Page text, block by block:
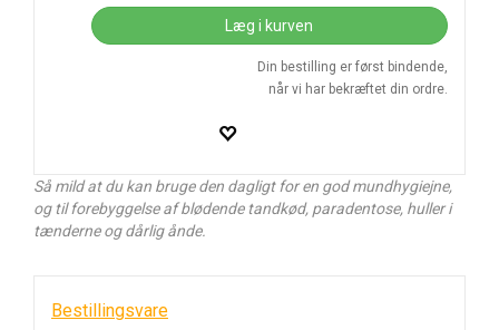
Læg i kurven
Din bestilling er først bindende,
når vi har bekræftet din ordre.
Så mild at du kan bruge den dagligt for en god mundhygiejne,
og til forebyggelse af blødende tandkød, paradentose, huller i
tænderne og dårlig ånde.
Bestillingsvare